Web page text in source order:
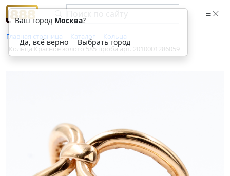
Главная страница Каталог
Кольца
Кольца Красное золото 585 проба арт. 2010001286059
Ваш город Москва?
Да, всё верно Выбрать город